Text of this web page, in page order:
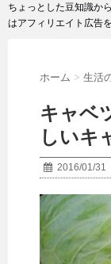
ちょっとした豆知識か
はアフィリエイト広告
ホーム > 生活
キャベ
しいキ
2016/01/31